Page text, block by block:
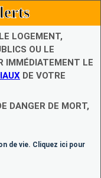
LOGEMENT,
OU LE
IMMÉDIATEMENT LE
DE VOTRE
DANGER DE MORT,
de vie. Cliquez ici pour